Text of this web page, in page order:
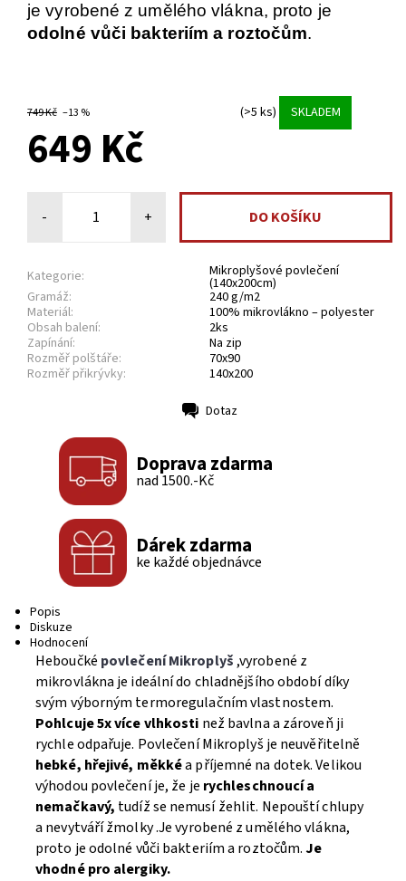
je vyrobené z umělého vlákna, proto je
odolné vůči bakteriím a roztočům.
749 Kč –13 % (>5 ks) SKLADEM
649 Kč
- +
Kategorie: Mikroplyšové povlečení
(140x200cm)
Gramáž:
240 g/m2
Materiál:
100% mikrovlákno – polyester
Obsah balení:
2ks
Zapínání:
Na zip
Rozměř polštáře:
70x90
Rozměř přikrývky:
140x200
Dotaz
Doprava zdarma
nad 1500.-Kč
Dárek zdarma
ke každé objednávce
Popis
Diskuze
Hodnocení
Heboučké povlečení Mikroplyš ,vyrobené z
mikrovlákna je ideální do chladnějšího období díky
svým výborným termoregulačním vlastnostem.
Pohlcuje 5x více vlhkosti než bavlna a zároveň ji
rychle odpařuje. Povlečení Mikroplyš je neuvěřitelně
hebké, hřejivé, měkkéa příjemné na dotek. Velikou
výhodou povlečení je, že je rychleschnoucí a
nemačkavý, tudíž se nemusí žehlit. Nepouští chlupy
a nevytváří žmolky .Je vyrobené z umělého vlákna,
proto je odolné vůči bakteriím a roztočům.Je
vhodné pro alergiky.